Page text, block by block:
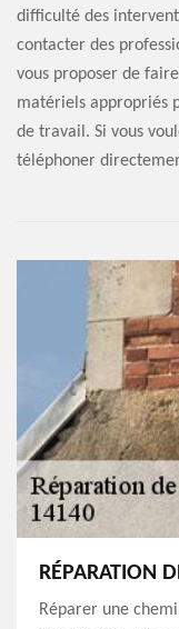
difficulté des
contacter des
vous proposer de
matériels appropriés
de travail. Si vous
téléphoner
RÉPARATION
Réparer une